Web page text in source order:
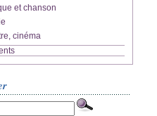
et chanson
cinéma